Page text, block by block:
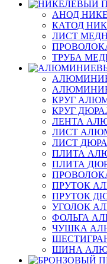
АНОД
КАТОД
ЛИСТ
ТРУБА
КРУГ
КРУГ
ЛЕНТА
ЛИСТ
ЛИСТ
ПЛИТА
ПЛИТА
ПРУТОК
ПРУТОК
УГОЛОК
ФОЛЬГА
ЧУШКА
ШИНА